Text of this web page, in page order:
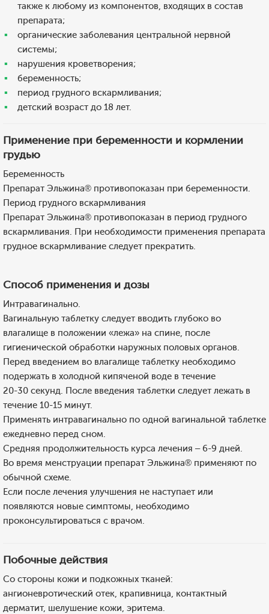
также к любому из компонентов, входящих в состав
препарата;
органические заболевания центральной нервной
системы;
нарушения кроветворения;
беременность;
период грудного вскармливания;
детский возраст до 18 лет.
Применение при беременности и кормлении
грудью
Беременность
Препарат Эльжина® противопоказан при беременности.
Период грудного вскармливания
Препарат Эльжина® противопоказан в период грудного
вскармливания. При необходимости применения препарата
грудное вскармливание следует прекратить.
Способ применения и дозы
Интравагинально.
Вагинальную таблетку следует вводить глубоко во
влагалище в положении «лежа» на спине, после
гигиенической обработки наружных половых органов.
Перед введением во влагалище таблетку необходимо
подержать в холодной кипяченой воде в течение
20-30 секунд. После введения таблетки следует лежать в
течение 10-15 минут.
Применять интравагинально по одной вагинальной таблетке
ежедневно перед сном.
Средняя продолжительность курса лечения – 6-9 дней.
Во время менструации препарат Эльжина® применяют по
обычной схеме.
Если после лечения улучшения не наступает или
появляются новые симптомы, необходимо
проконсультироваться с врачом.
Побочные действия
Со стороны кожи и подкожных тканей:
ангионевротический отек, крапивница, контактный
дерматит, шелушение кожи, эритема.